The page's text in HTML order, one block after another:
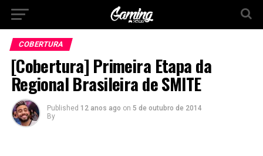
COBERTURA
[Cobertura] Primeira Etapa da
Regional Brasileira de SMITE
Published 12 anos ago on 5 de outubro de 2014
By